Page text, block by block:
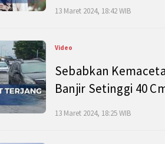
13 Maret 2024, 18:42 WIB
Video
Sebabkan
Banjir Setinggi 40
13 Maret 2024, 18:25 WIB